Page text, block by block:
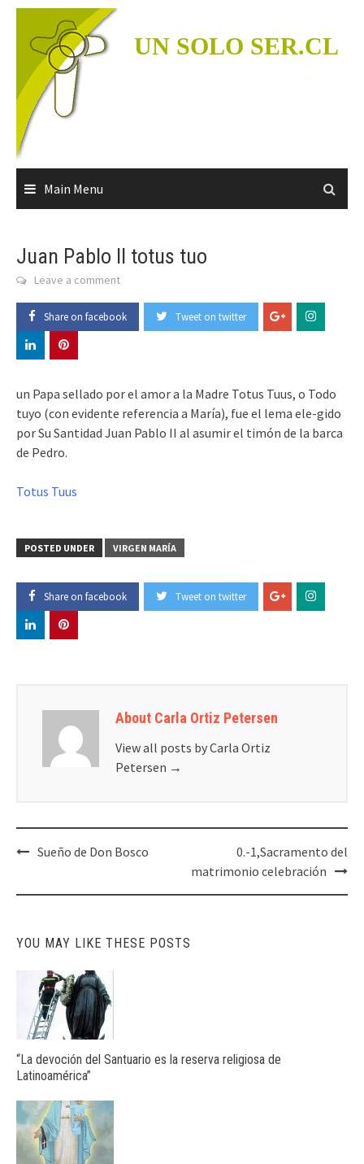
Skip
content
UN SOLO SER.CL
Main Menu
Juan Pablo II totus tuo
Leave a comment
Share on facebook Tweet on twitter
un Papa sellado por el amor a la Madre Totus Tuus, o Todo
tuyo (con evidente referencia a María), fue el lema ele-gido
por Su Santidad Juan Pablo II al asumir el timón de la barca
de Pedro.
Totus Tuus
POSTED UNDER VIRGEN MARÍA
Share on facebook Tweet on twitter
About Carla Ortiz Petersen
View all posts by Carla Ortiz
Petersen →
PostSueño de Don Bosco
0.-1,Sacramento del
matrimonio celebración
YOU MAY LIKE THESE POSTS
“La devoción del Santuario es la reserva religiosa de
Latinoamérica”